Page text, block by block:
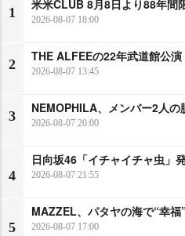
1
米米CLUB 8月8日より88年間
2026-08-07 18:00
2
THE ALFEEの22年武道館公演
2026-08-07 13:45
3
NEMOPHILA、メンバー2人の
2026-08-07 20:00
4
日向坂46「イチャイチャ虫」
2026-08-07 21:55
5
MAZZEL、パタヤの海で“幸福
2026-08-07 17:00